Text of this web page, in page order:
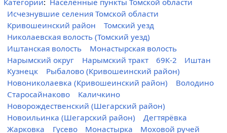
Категории: Населённые пункты Томской области
Исчезнувшие селения Томской области
Кривошеинский район
Томский уезд
Николаевская волость (Томский уезд)
Иштанская волость
Монастырская волость
Нарымский округ
Нарымский тракт 69К-2
Иштан
Кузнецк
Рыбалово (Кривошеинский район)
Новониколаевка (Кривошеинский район)
Володино
Старосайнаково
Каличкино
Новорождественский (Шегарский район)
Новоильинка (Шегарский район)
Дегтярёвка
Жарковка
Гусево Монастырка Моховой ручей